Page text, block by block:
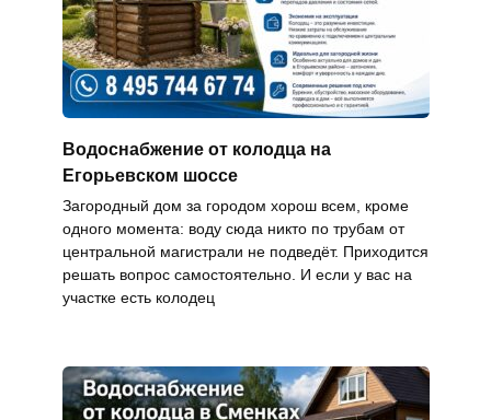
Водоснабжение от колодца на
Егорьевском шоссе
Загородный дом за городом хорош всем, кроме
одного момента: воду сюда никто по трубам от
центральной магистрали не подведёт. Приходится
решать вопрос самостоятельно. И если у вас на
участке есть колодец